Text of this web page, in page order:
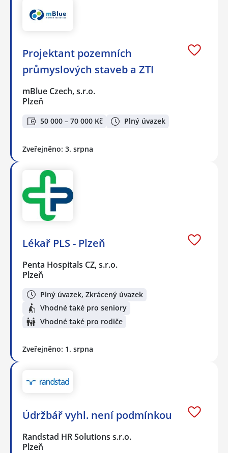
Projektant pozemních
průmyslových staveb a ZTI
mBlue Czech, s.r.o.
Plzeň
50 000 – 70 000 Kč Plný úvazek
Zveřejněno: 3. srpna
Lékař PLS - Plzeň
Penta Hospitals CZ, s.r.o.
Plzeň
Plný úvazek, Zkrácený úvazek
Vhodné také pro seniory
Vhodné také pro rodiče
Zveřejněno: 1. srpna
Údržbář vyhl. není podmínkou
Randstad HR Solutions s.r.o.
Plzeň